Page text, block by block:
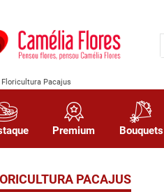
Premium Bouquets
Floricultura Pacajus
PACAJUS